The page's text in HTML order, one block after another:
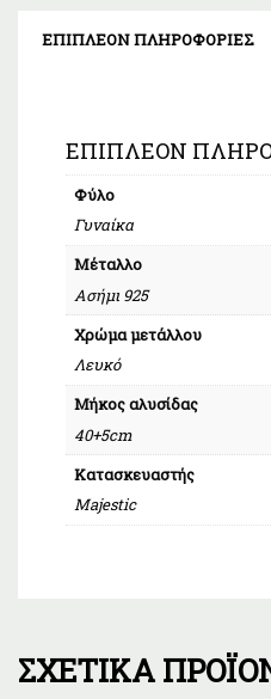
ΕΠΙΠΛΈΟΝ ΠΛΗΡΟΦΟΡΊΕΣ
ΕΠΙΠΛΈΟΝ
Φύλο
Γυναίκα
Μέταλλο
Ασήμι 925
Χρώμα μετάλλου
Λευκό
Μήκος αλυσίδας
40+5cm
Κατασκευαστής
Majestic
ΣΧΕΤΙΚΆ